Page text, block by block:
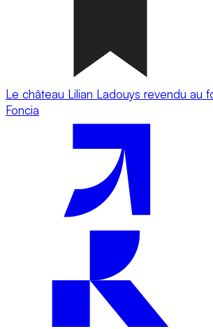
Le château Lilian Ladouys revendu au
Foncia